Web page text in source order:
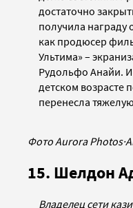
достаточно
получила
как продюсер
Ультима» –
Рудольфо Анайи.
детском возрасте
перенесла
Фото Aurora Photos·
15. Шелдон
Владелец сети